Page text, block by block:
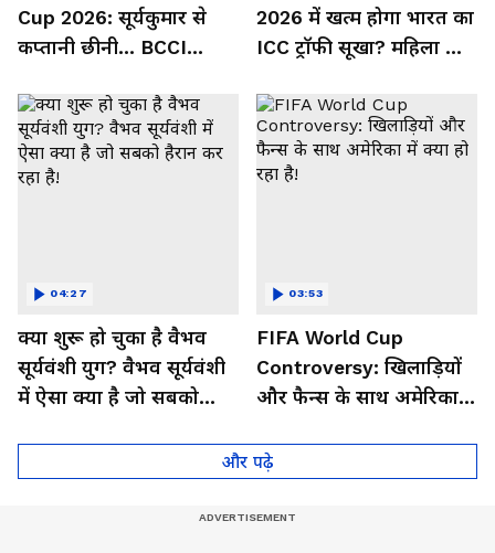
Cup 2026: सूर्यकुमार से
कप्तानी छीनी... BCCI
2026 में खत्म होगा भारत का
ICC ट्रॉफी सूखा? महिला टीम
क्या शुरू हो चुका है वैभव
सूर्यवंशी युग? वैभव सूर्यवंशी
में ऐसा क्या है जो सबको
04:27
FIFA World Cup
Controversy: खिलाड़ियों
और फैन्स के साथ अमेरिका में
03:53
और पढ़े